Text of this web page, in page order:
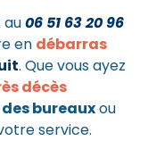
06 51 63 20 96
en débarras
. Que vous ayez
décès
bureauxou
service.